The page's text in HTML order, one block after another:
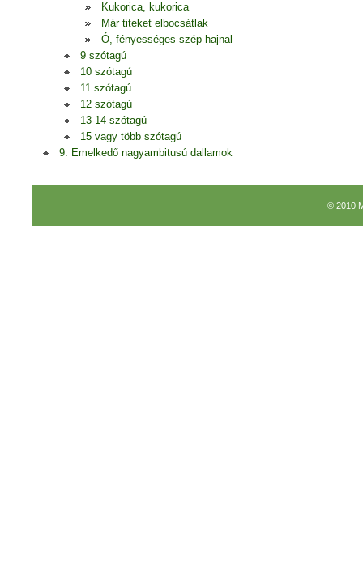
Kukorica, kukorica
Már titeket elbocsátlak
Ó, fényességes szép hajnal
9 szótagú
10 szótagú
11 szótagú
12 szótagú
13-14 szótagú
15 vagy több szótagú
9. Emelkedő nagyambitusú dallamok
© 2010